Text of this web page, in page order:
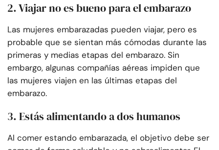
2. Viajar no es bueno para el embarazo
Las mujeres embarazadas pueden viajar, pero es
probable que se sientan más cómodas durante las
primeras y medias etapas del embarazo. Sin
embargo, algunas compañías aéreas impiden que
las mujeres viajen en las últimas etapas del
embarazo.
3. Estás alimentando a dos humanos
Al comer estando embarazada, el objetivo debe ser